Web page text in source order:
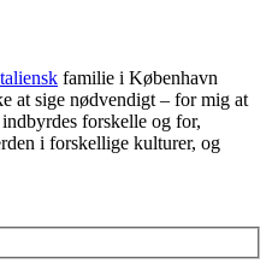
familie i København
at sige nødvendigt – for mig at
forskelle og for,
i forskellige kulturer, og